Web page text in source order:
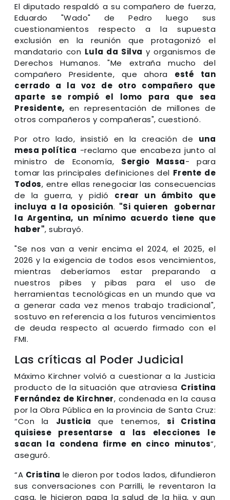
El diputado respaldó a su compañero de fuerza,
Eduardo "Wado" de Pedro luego sus
cuestionamientos respecto a la supuesta
exclusión en la reunión que protagonizó el
mandatario con Lula da Silva y organismos de
Derechos Humanos. "Me extraña mucho del
compañero Presidente, que ahora esté tan
cerrado a la voz de otro compañero que
aparte se rompió el lomo para que sea
Presidente, en representación de millones de
otros compañeros y compañeras", cuestionó.
Por otro lado, insistió en la creación de una
mesa política -reclamo que encabeza junto al
ministro de Economía, Sergio Massa- para
tomar las principales definiciones del Frente de
Todos, entre ellas renegociar las consecuencias
de la guerra, y pidió crear un ámbito que
incluya a la oposición. "Si quieren gobernar
la Argentina, un mínimo acuerdo tiene que
haber", subrayó.
"Se nos van a venir encima el 2024, el 2025, el
2026 y la exigencia de todos esos vencimientos,
mientras deberíamos estar preparando a
nuestros pibes y pibas para el uso de
herramientas tecnológicas en un mundo que va
a generar cada vez menos trabajo tradicional",
sostuvo en referencia a los futuros vencimientos
de deuda respecto al acuerdo firmado con el
FMI.
Las críticas al Poder Judicial
Máximo Kirchner volvió a cuestionar a la Justicia
producto de la situación que atraviesa Cristina
Fernández de Kirchner, condenada en la causa
por la Obra Pública en la provincia de Santa Cruz:
“Con la Justicia que tenemos,si Cristina
quisiese presentarse a las elecciones le
sacan la condena firme en cinco minutos”,
aseguró.
“A Cristina le dieron por todos lados, difundieron
sus conversaciones con Parrilli, le reventaron la
casa, le hicieron papa la salud de la hija, y aun